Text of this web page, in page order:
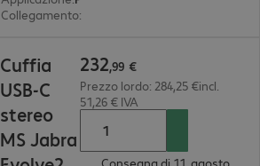
Collegamento:
Cuffia
USB-C
stereo
MS Jabra
232,99 €
Prezzo lordo: 284,25 €incl.
51,26 € IVA
Consegna di 11. agosto.